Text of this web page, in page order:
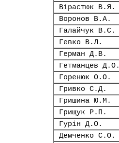
Вірастюк В.Я.
Воронов В.А.
Галайчук В.С.
Гевко В.Л.
Герман Д.В.
Гетманцев Д.О.
Горенюк О.О.
Гривко С.Д.
Гришина Ю.М.
Грищук Р.П.
Гурін Д.О.
Демченко С.О.